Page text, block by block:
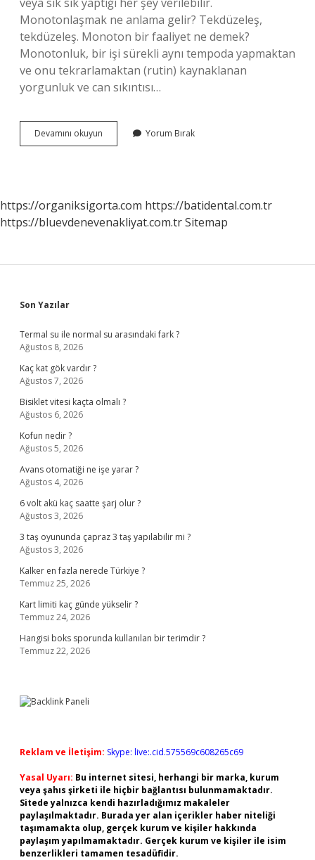
Monotonlaşmak ne anlama gelir? Tekdüzeleş,
tekdüzeleş. Monoton bir faaliyet ne demek?
Monotonluk, bir işi sürekli aynı tempoda yapmaktan
ve onu tekrarlamaktan (rutin) kaynaklanan
yorgunluk ve can sıkıntısı…
Devamını okuyun Monotonluk
Kavramı
Yorum Bırak
https://organiksigorta.com https://batidental.com.tr
https://bluevdenevenakliyat.com.trSitemap
Sidebar
Son Yazılar
Termal su ile normal su arasındaki fark ?
Ağustos 8, 2026
Kaç kat gök vardır ?
Ağustos 7, 2026
Bisiklet vitesi kaçta olmalı ?
Ağustos 6, 2026
Kofun nedir ?
Ağustos 5, 2026
Avans otomatiği ne işe yarar ?
Ağustos 4, 2026
6 volt akü kaç saatte şarj olur ?
Ağustos 3, 2026
3 taş oyununda çapraz 3 taş yapılabilir mi ?
Ağustos 3, 2026
Kalker en fazla nerede Türkiye ?
Temmuz 25, 2026
Kart limiti kaç günde yükselir ?
Temmuz 24, 2026
Hangisi boks sporunda kullanılan bir terimdir ?
Temmuz 22, 2026
Reklam ve İletişim: Skype: live:.cid.575569c608265c69
Yasal Uyarı: Bu internet sitesi, herhangi bir marka, kurum
veya şahıs şirketi ile hiçbir bağlantısı bulunmamaktadır.
Sitede yalnızca kendi hazırladığımız makaleler
paylaşılmaktadır. Burada yer alan içerikler haber niteliği
taşımamakta olup, gerçek kurum ve kişiler hakkında
paylaşım yapılmamaktadır. Gerçek kurum ve kişiler ile isim
benzerlikleri tamamen tesadüfidir.